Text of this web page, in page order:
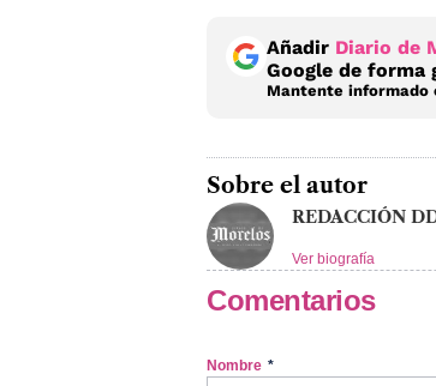
Añadir Diario de
Google de forma
Mantente informado
Sobre el autor
REDACCIÓN
Ver biografía
Comentarios
Nombre *